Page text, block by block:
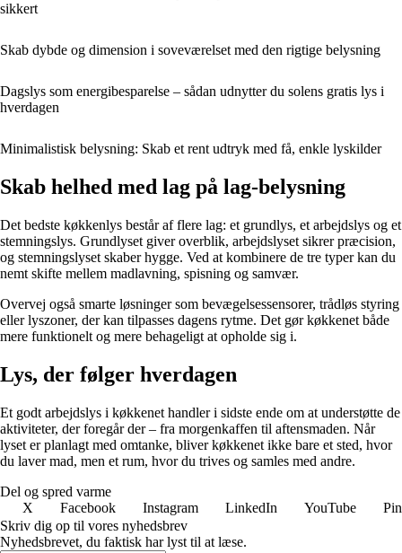
sikkert
Skab dybde og dimension i soveværelset med den rigtige belysning
Dagslys som energibesparelse – sådan udnytter du solens gratis lys i
hverdagen
Minimalistisk belysning: Skab et rent udtryk med få, enkle lyskilder
Skab helhed med lag på lag-belysning
Det bedste køkkenlys består af flere lag: et grundlys, et arbejdslys og et
stemningslys. Grundlyset giver overblik, arbejdslyset sikrer præcision,
og stemningslyset skaber hygge. Ved at kombinere de tre typer kan du
nemt skifte mellem madlavning, spisning og samvær.
Overvej også smarte løsninger som bevægelsessensorer, trådløs styring
eller lyszoner, der kan tilpasses dagens rytme. Det gør køkkenet både
mere funktionelt og mere behageligt at opholde sig i.
Lys, der følger hverdagen
Et godt arbejdslys i køkkenet handler i sidste ende om at understøtte de
aktiviteter, der foregår der – fra morgenkaffen til aftensmaden. Når
lyset er planlagt med omtanke, bliver køkkenet ikke bare et sted, hvor
du laver mad, men et rum, hvor du trives og samles med andre.
Del og spred varme
X
Facebook Instagram LinkedIn YouTube
Skriv dig op til vores nyhedsbrev
Nyhedsbrevet, du faktisk har lyst til at læse.